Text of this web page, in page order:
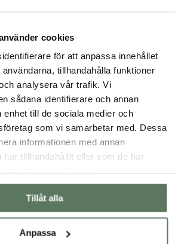
cookies
för att anpassa innehållet
tillhandahålla funktioner
analysera vår trafik. Vi
sådana identifierare och annan
enhet till de sociala medier och
som vi samarbetar med. Dessa
informationen med annan
har tillhandahållit eller som de har
Tillåt alla
Anpassa
Miljö & hållbarhet
Ambassadörer
Samarbetspartners
hur Tuxer hanterar
in via formuläret och jag
enligt
Skicka